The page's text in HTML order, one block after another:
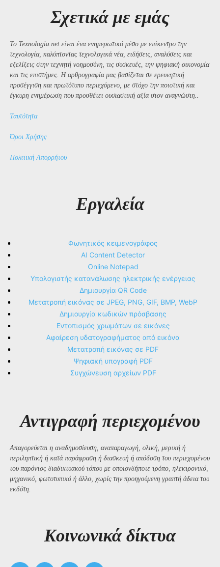
Σχετικά με εμάς
Το Texnologia.net είναι ένα ενημερωτικό μέσο με επίκεντρο την
τεχνολογία, καλύπτοντας τεχνολογικά νέα, ειδήσεις, αναλύσεις και
εξελίξεις στην τεχνητή νοημοσύνη, τις συσκευές, την ψηφιακή οικονομία
και τις επιστήμες. Η αρθρογραφία μας βασίζεται σε ερευνητική
προσέγγιση και πρωτότυπο περιεχόμενο, με στόχο την ποιοτική και
έγκυρη ενημέρωση που προσθέτει ουσιαστική αξία στον αναγνώστη..
Ταυτότητα
Όροι Χρήσης
Πολιτική Απορρήτου
Εργαλεία
Φωνητικός κειμενογράφος
AI Content Detector
Online Notepad
Υπολογιστής κατανάλωσης ηλεκτρικής ενέργειας
Δημιουργία QR Code
Μετατροπή εικόνας σε JPEG, PNG, GIF, BMP, WebP
Δημιουργία κωδικών πρόσβασης
Εντοπισμός χρωμάτων σε εικόνες
Αφαίρεση υδατογραφήματος από εικόνα
Μετατροπή εικόνας σε PDF
Ψηφιακή υπογραφή PDF
Συγχώνευση αρχείων PDF
Αντιγραφή περιεχομένου
Απαγορεύεται η αναδημοσίευση, αναπαραγωγή, ολική, μερική ή
περιληπτική ή κατά παράφραση ή διασκευή ή απόδοση του περιεχομένου
του παρόντος διαδικτυακού τόπου με οποιονδήποτε τρόπο, ηλεκτρονικό,
μηχανικό, φωτοτυπικό ή άλλο, χωρίς την προηγούμενη γραπτή άδεια του
εκδότη.
Kοινωνικά δίκτυα